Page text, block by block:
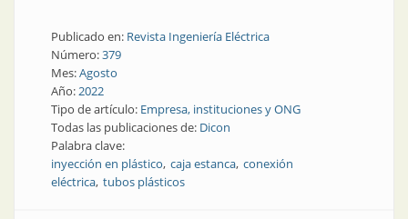
Publicado en: Revista Ingeniería Eléctrica
Número:379
Mes:Agosto
Año:2022
Tipo de artículo: Empresa, instituciones y ONG
Todas las publicaciones de: Dicon
Palabra clave:
inyección en plástico caja estanca conexión
eléctrica tubos plásticos